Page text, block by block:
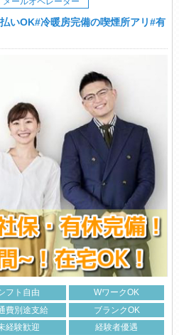
いOK#冷暖房完備の喫煙所アリ#有
フト自由
WワークOK
費別途支給
ブランクOK
経験歓迎
経験者優遇